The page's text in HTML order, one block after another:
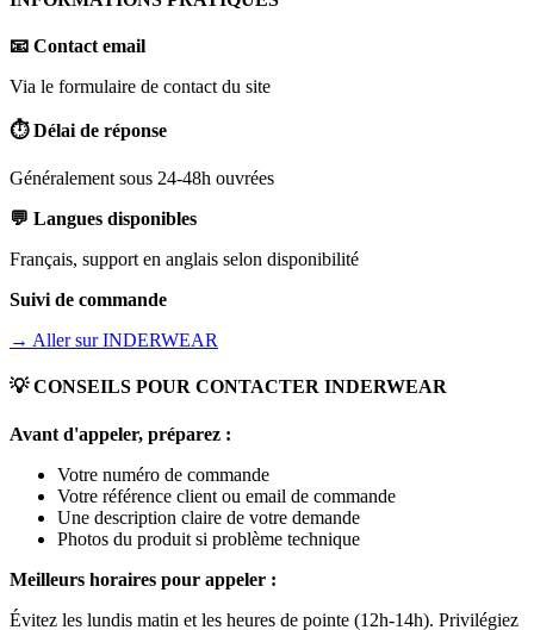
📧 Contact email
Via le formulaire de contact du site
⏱️ Délai de réponse
Généralement sous 24-48h ouvrées
💬 Langues disponibles
Français, support en anglais selon disponibilité
Suivi de commande
→ Aller surINDERWEAR
💡 CONSEILS POUR CONTACTER INDERWEAR
Avant d'appeler, préparez :
Votre numéro de commande
Votre référence client ou email de commande
Une description claire de votre demande
Photos du produit si problème technique
Meilleurs horaires pour appeler :
Évitez les lundis matin et les heures de pointe (12h-14h). Privilégiez